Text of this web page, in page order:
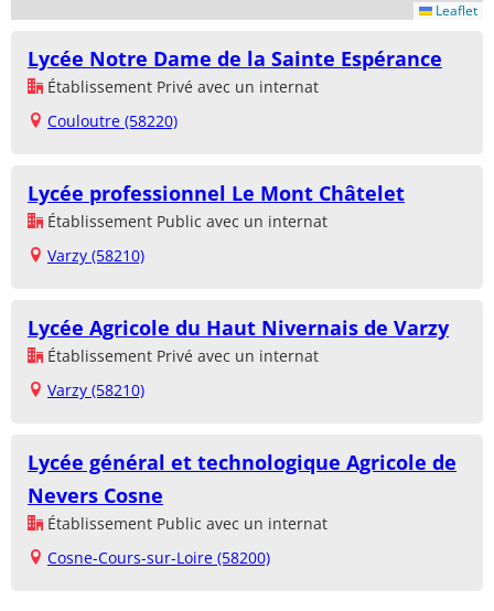
Leaflet
Lycée Notre Dame de la Sainte Espérance
Établissement Privé avec un internat
Couloutre (58220)
Lycée professionnel Le Mont Châtelet
Établissement Public avec un internat
Varzy (58210)
Lycée Agricole du Haut Nivernais de Varzy
Établissement Privé avec un internat
Varzy (58210)
Lycée général et technologique Agricole de
Nevers Cosne
Établissement Public avec un internat
Cosne-Cours-sur-Loire (58200)